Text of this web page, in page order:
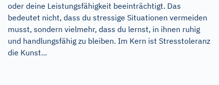
oder deine Leistungsfähigkeit beeinträchtigt. Das
bedeutet nicht, dass du stressige Situationen vermeiden
musst, sondern vielmehr, dass du lernst, in ihnen ruhig
und handlungsfähig zu bleiben. Im Kern ist Stresstoleranz
die Kunst...